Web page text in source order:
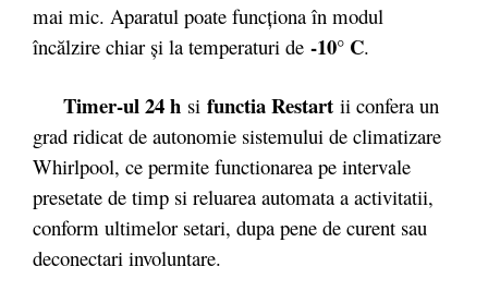
mai mic. Aparatul poate funcţiona în modul
încălzire chiar şi la temperaturi de -10° C.
Timer-ul 24 h si functia Restart ii confera un
grad ridicat de autonomie sistemului de climatizare
Whirlpool, ce permite functionarea pe intervale
presetate de timp si reluarea automata a activitatii,
conform ultimelor setari, dupa pene de curent sau
deconectari involuntare.